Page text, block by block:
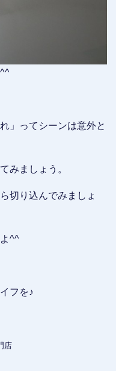
」ってシーンは意外と
みましょう。
切り込んでみましょ
^^
フを♪
店